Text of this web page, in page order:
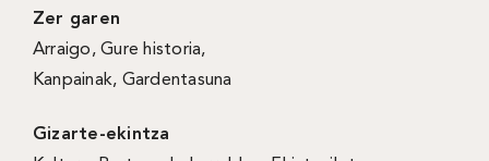
Zer garen
Arraigo,Gure historia,
Kanpainak, Gardentasuna
Gizarte-ekintza